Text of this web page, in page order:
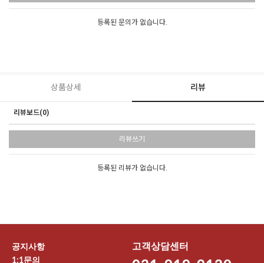
등록된 문의가 없습니다.
상품상세 리뷰
리뷰보드(0)
리뷰쓰기
등록된 리뷰가 없습니다.
공지사항
1:1문의
고객상담센터